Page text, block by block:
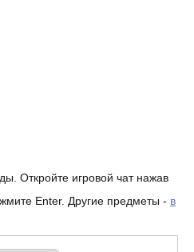
Откройте игровой чат нажав
Enter. Другие предметы - в